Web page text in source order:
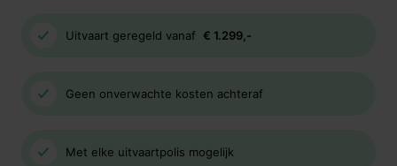
Uitvaart geregeld vanaf € 1.299,-
Geen onverwachte kosten achteraf
Met elke uitvaartpolis mogelijk